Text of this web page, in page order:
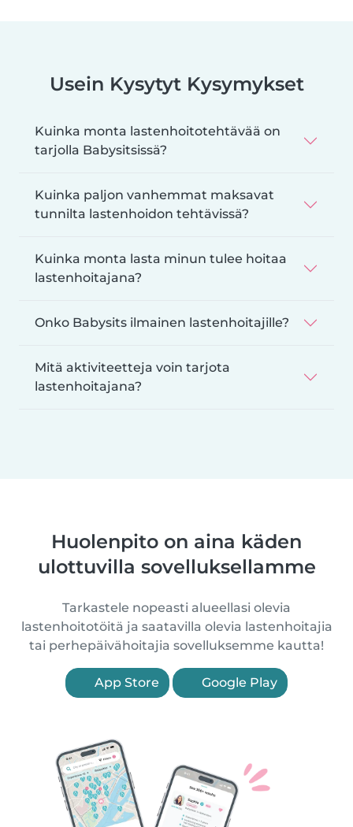
Usein Kysytyt Kysymykset
Kuinka monta lastenhoitotehtävää on
tarjolla Babysitsissä?
Kuinka paljon vanhemmat maksavat
tunnilta lastenhoidon tehtävissä?
Kuinka monta lasta minun tulee hoitaa
lastenhoitajana?
Onko Babysits ilmainen lastenhoitajille?
Mitä aktiviteetteja voin tarjota
lastenhoitajana?
Huolenpito on aina käden
ulottuvilla sovelluksellamme
Tarkastele nopeasti alueellasi olevia
lastenhoitotöitä ja saatavilla olevia lastenhoitajia
tai perhepäivähoitajia sovelluksemme kautta!
App Store Google Play